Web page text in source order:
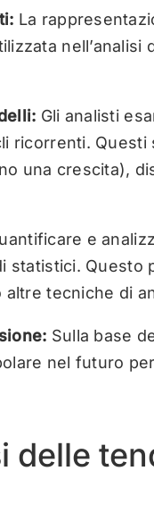
La
Gli analisti
ricorrenti.
una crescita),
e
statistici. Questo
tecniche di
Sulla base
nel futuro
delle